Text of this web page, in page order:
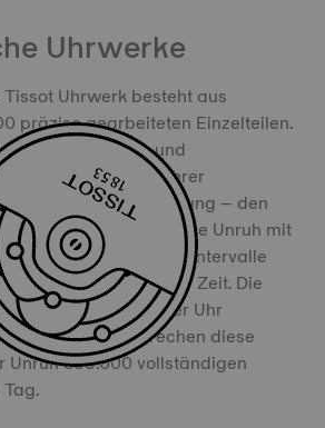
Uhrwerke
Uhrwerk besteht aus
präzise gearbeiteten Einzelteilen.
des Uhrwerks und
Genauigkeit. Mit ihrer
Rückwärtsbewegung – den
– unterteilt die Unruh mit
Zeit in gleichmäßige Intervalle
den Verlauf der Zeit. Die
für das „Ticken“ Ihrer Uhr
insgesamt entsprechen diese
Unruh 385.000 vollständigen